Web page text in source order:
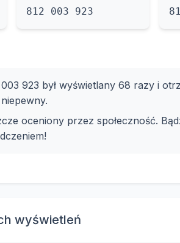
812 003 923
923 był wyświetlany 68 razy i
oceniony przez społeczność.
wyświetleń